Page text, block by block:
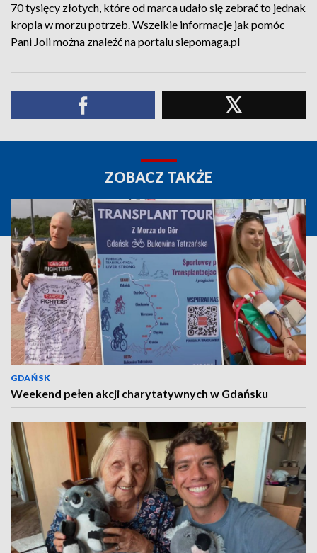
70 tysięcy złotych, które od marca udało się zebrać to jednak
kropla w morzu potrzeb. Wszelkie informacje jak pomóc
Pani Joli można znaleźć na portalu siepomaga.pl
ZOBACZ TAKŻE
GDAŃSK
Weekend pełen akcji charytatywnych w Gdańsku